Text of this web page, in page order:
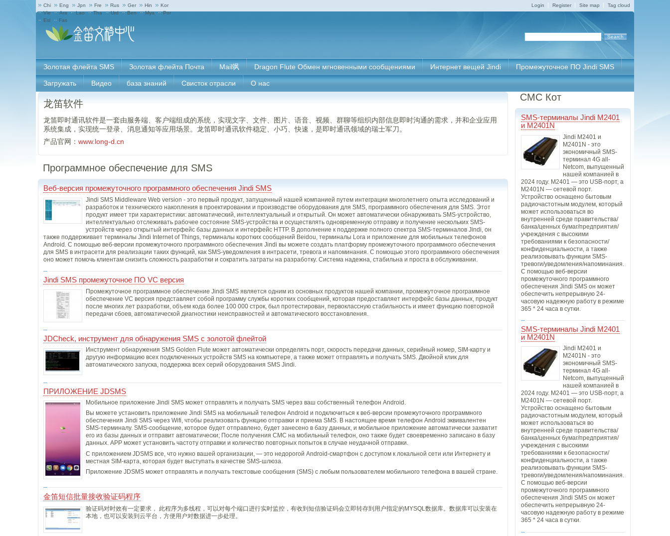
Chi Eng Jpn Fre Rus Ger Hin
Kor
Vie
Ara Lao Tha Urd Ben Mya
Por
Esl
Fas
Tag cloud
Site map
Register
Login
Золотая флейта SMS Золотая флейта Почта Mail飒 Dragon Flute Обмен мгновенными сообщениями Интернет вещей Jindi Промежуточное ПО Jindi SMS
Загружать Видео база знаний Свисток отрасли О нас
龙笛软件
龙笛即时通讯软件是一套由服务端、客户端组成的系统，实现文字、文件、图片、语音、视频、群聊等组织内部信息即时沟通的需求，并和企业应用
系统集成，实现统一登录、消息通知等应用场景。龙笛即时通讯软件稳定、小巧、快速，是即时通讯领域的瑞士军刀。
产品官网：www.long-d.cn
Программное обеспечение для SMS
Веб-версия промежуточного программного обеспечения Jindi SMS
Jindi SMS Middleware Web version - это первый продукт, запущенный нашей компанией путем интеграции многолетнего опыта исследований и
разработок и технического накопления в проектировании и производстве оборудования для SMS, программного обеспечения для SMS. Этот
продукт имеет три характеристики: автоматический, интеллектуальный и открытый. Он может автоматически обнаруживать SMS-устройство,
интеллектуально отслеживать рабочее состояние SMS-устройства и осуществлять одновременную отправку и получение нескольких SMS-
устройств через открытый интерфейс базы данных и интерфейс HTTP. В дополнение к поддержке полного спектра SMS-терминалов Jindi, он
также поддерживает терминалы Jindi Internet of Things, терминалы коротких сообщений Beidou, терминалы Lora и приложение для мобильных телефонов
Android. С помощью веб-версии промежуточного программного обеспечения Jindi вы можете создать платформу промежуточного программного обеспечения
для SMS в интрасети для реализации таких функций, как SMS-уведомления в интрасети, тревога и напоминания. С помощью этого программного обеспечения
оно может помочь клиентам снизить сложность разработки и сократить затраты на разработку. Система надежна, стабильна и проста в обслуживании.
Jindi SMS промежуточное ПО VC версия
Промежуточное программное обеспечение Jindi SMS является одним из основных продуктов нашей компании, промежуточное программное
обеспечение VC версия представляет собой программу службы коротких сообщений, которая предоставляет интерфейс базы данных, продукт
после многих лет разработки, объем кода более 100 000 строк, был протестирован, первоклассную стабильность и имеет функцию повторной
передачи сбоев, автоматической диагностики неисправностей и автоматического восстановления.
JDCheck, инструмент для обнаружения SMS с золотой флейтой
Инструмент обнаружения SMS Golden Flute может автоматически определять порт, скорость передачи данных, серийный номер, SIM-карту и
другую информацию всех подключенных устройств SMS на компьютере, а также может отправлять и получать SMS. Двойной клик для
автоматического запуска, поддержка всех серий оборудования SMS Jindi.
ПРИЛОЖЕНИЕ JDSMS
Мобильное приложение Jindi SMS может отправлять и получать SMS через ваш собственный телефон Android.
Вы можете установить приложение Jindi SMS на мобильный телефон Android и подключиться к веб-версии промежуточного программного
обеспечения Jindi SMS через Wifi, чтобы реализовать функцию отправки и приема SMS. В настоящее время телефон Android эквивалентен
SMS-терминалу. SMS-сообщение, которое будет отправлено, будет занесено в базу данных, и мобильное приложение автоматически захватит
его из базы данных и отправит автоматически; После получения СМС на мобильный телефон, оно также будет своевременно записано в базу
данных. APP может установить частоту отправки и количество повторных попыток в случае неудачной отправки.
С приложением JDSMS все, что нужно вашей организации, — это недорогой Android-смартфон с доступом к локальной сети или Интернету и
местная SIM-карта, которая будет выступать в качестве SMS-шлюза.
Приложение JDSMS может отправлять и получать текстовые сообщения (SMS) с любым пользователем мобильного телефона в вашей стране.
金笛短信批量接收验证码程序
验证码对时效有一定要求， 此程序为多线程，可以对每个端口进行实时监控，有收到短信验证码会立即转存到用户指定的MYSQL数据库。数据库可以安装在
本地，也可以安装到云平台，方便用户对数据进一步处理。
СМС Кот
SMS-терминалы Jindi M2401
и M2401N
Jindi M2401 и
M2401N - это
экономичный SMS-
терминал 4G all-
Netcom, выпущенный
нашей компанией в
2024 году. M2401 — это USB-порт, а
M2401N — сетевой порт.
Устройство оснащено бытовым
радиочастотным модулем, который
может использоваться во
внутренней среде правительства/
банка/ценных бумаг/предприятия/
учреждения с высокими
требованиями к безопасности/
конфиденциальности, а также
реализовывать функции SMS-
тревоги/уведомления/напоминания.
С помощью веб-версии
промежуточного программного
обеспечения Jindi SMS он может
обеспечить непрерывную 24-
часовую надежную работу в режиме
365 * 24 часа в сутки.
SMS-терминалы Jindi M2401
и M2401N
Jindi M2401 и
M2401N - это
экономичный SMS-
терминал 4G all-
Netcom, выпущенный
нашей компанией в
2024 году. M2401 — это USB-порт, а
M2401N — сетевой порт.
Устройство оснащено бытовым
радиочастотным модулем, который
может использоваться во
внутренней среде правительства/
банка/ценных бумаг/предприятия/
учреждения с высокими
требованиями к безопасности/
конфиденциальности, а также
реализовывать функции SMS-
тревоги/уведомления/напоминания.
С помощью веб-версии
промежуточного программного
обеспечения Jindi SMS он может
обеспечить непрерывную 24-
часовую надежную работу в режиме
365 * 24 часа в сутки.